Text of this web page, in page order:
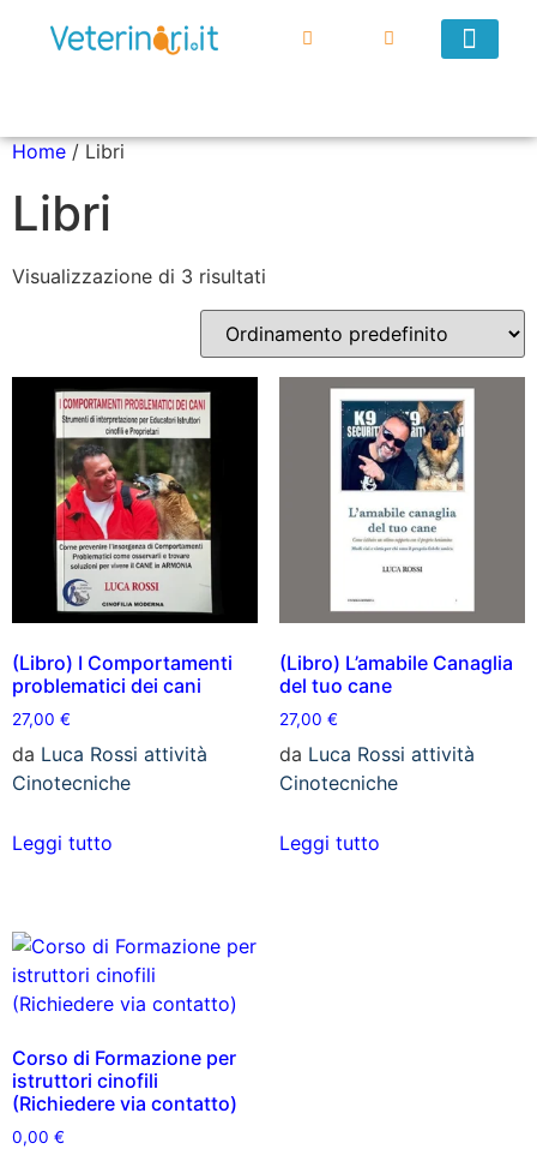
Home / Libri
Libri
Visualizzazione di 3 risultati
(Libro) I Comportamenti
problematici dei cani
27,00 €
da Luca Rossi attività
Cinotecniche
Leggi tutto
(Libro) L’amabile Canaglia
del tuo cane
27,00 €
da Luca Rossi attività
Cinotecniche
Leggi tutto
Corso di Formazione per
istruttori cinofili
(Richiedere via contatto)
0,00 €